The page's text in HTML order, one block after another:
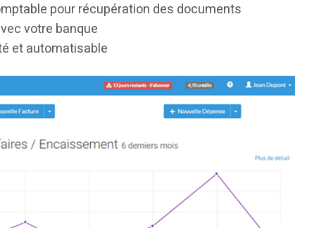
pour récupération des documents
votre banque
et automatisable